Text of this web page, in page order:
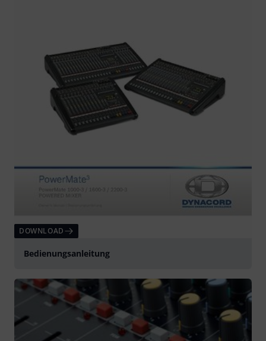
DOWNLOAD
Bedienungsanleitung